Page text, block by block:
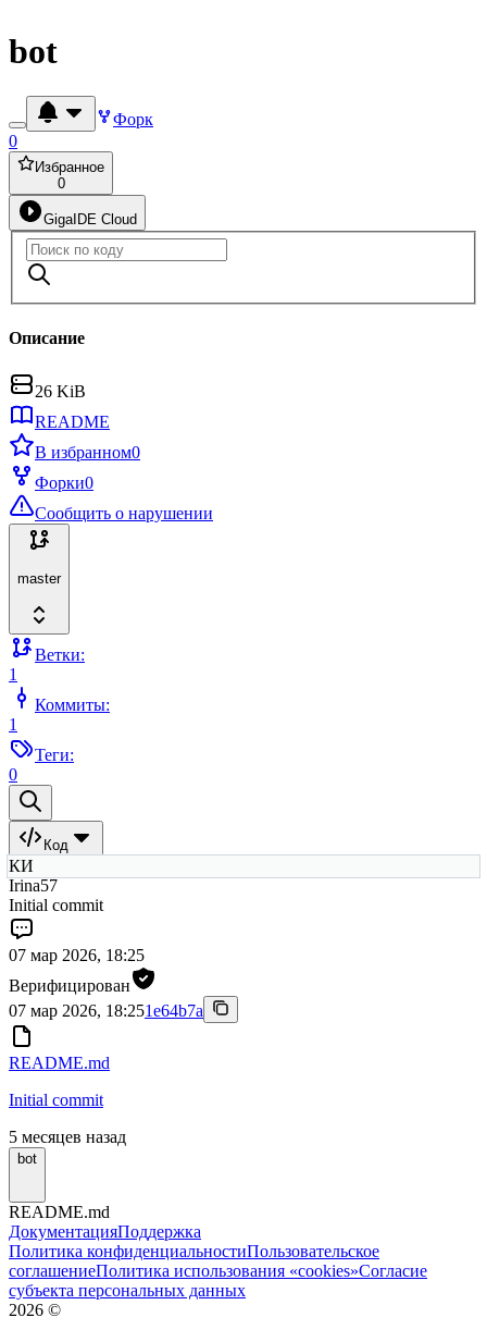
bot
Форк
0
Избранное
0
GigaIDE Cloud
Описание
26 KiB
README
В избранном0
Форки0
Сообщить о нарушении
master
Ветки:
1
Коммиты:
1
Теги:
0
Код
КИ
Irina57
Initial commit
07 мар 2026, 18:25
Верифицирован
07 мар 2026, 18:251e64b7a
README.md
Initial commit
5 месяцев назад
bot
README.md
ДокументацияПоддержка
Политика конфиденциальностиПользовательское
соглашениеПолитика использования «cookies»Согласие
субъекта персональных данных
2026 ©